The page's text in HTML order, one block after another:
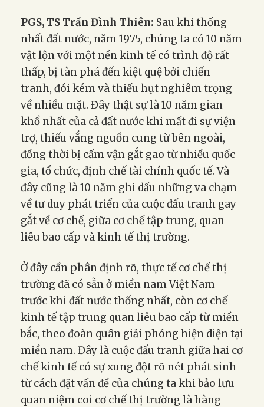
PGS, TS Trần Đình Thiên: Sau khi thống
nhất đất nước, năm 1975, chúng ta có 10 năm
vật lộn với một nền kinh tế có trình độ rất
thấp, bị tàn phá đến kiệt quệ bởi chiến
tranh, đói kém và thiếu hụt nghiêm trọng
về nhiều mặt. Đây thật sự là 10 năm gian
khổ nhất của cả đất nước khi mất đi sự viện
trợ, thiếu vắng nguồn cung từ bên ngoài,
đồng thời bị cấm vận gắt gao từ nhiều quốc
gia, tổ chức, định chế tài chính quốc tế. Và
đây cũng là 10 năm ghi dấu những va chạm
về tư duy phát triển của cuộc đấu tranh gay
gắt về cơ chế, giữa cơ chế tập trung, quan
liêu bao cấp và kinh tế thị trường.
Ở đây cần phân định rõ, thực tế cơ chế thị
trường đã có sẵn ở miền nam Việt Nam
trước khi đất nước thống nhất, còn cơ chế
kinh tế tập trung quan liêu bao cấp từ miền
bắc, theo đoàn quân giải phóng hiện diện tại
miền nam. Đây là cuộc đấu tranh giữa hai cơ
chế kinh tế có sự xung đột rõ nét phát sinh
từ cách đặt vấn đề của chúng ta khi bảo lưu
quan niệm coi cơ chế thị trường là hàng